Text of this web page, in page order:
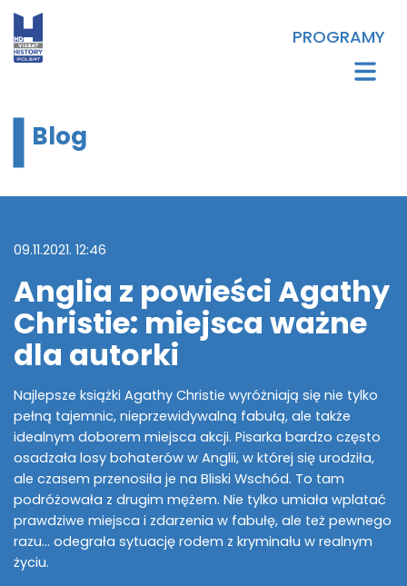
PROGRAMY
Blog
09.11.2021. 12:46
Anglia z powieści Agathy
Christie: miejsca ważne
dla autorki
Najlepsze książki Agathy Christie wyróżniają się nie tylko
pełną tajemnic, nieprzewidywalną fabułą, ale także
idealnym doborem miejsca akcji. Pisarka bardzo często
osadzała losy bohaterów w Anglii, w której się urodziła,
ale czasem przenosiła je na Bliski Wschód. To tam
podróżowała z drugim mężem. Nie tylko umiała wplatać
prawdziwe miejsca i zdarzenia w fabułę, ale też pewnego
razu… odegrała sytuację rodem z kryminału w realnym
życiu.